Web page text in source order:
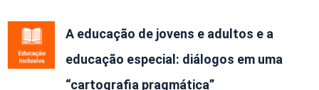
A educação de jovens e adultos e a
educação especial: diálogos em uma
“cartografia pragmática”